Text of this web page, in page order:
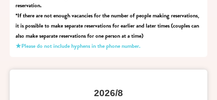
reservation.
*If there are not enough vacancies for the number of people making reservations,
it is possible to make separate reservations for earlier and later times (couples can
also make separate reservations for one person at a time)
★Please do not include hyphens in the phone number.
2026/8